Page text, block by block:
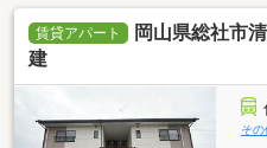
賃貸アパート
岡山県総社市
建
そ